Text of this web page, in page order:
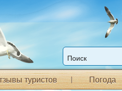
туристов Погода